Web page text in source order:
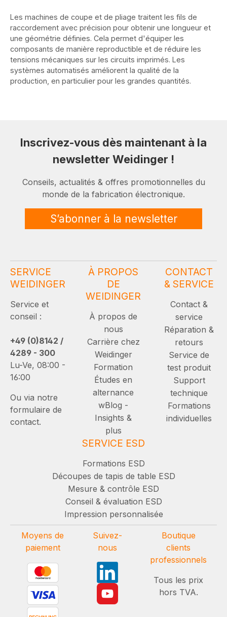
Les machines de coupe et de pliage traitent les fils de
raccordement avec précision pour obtenir une longueur et
une géométrie définies. Cela permet d'équiper les
composants de manière reproductible et de réduire les
tensions mécaniques sur les circuits imprimés. Les
systèmes automatisés améliorent la qualité de la
production, en particulier pour les grandes quantités.
Inscrivez-vous dès maintenant à la
newsletter Weidinger !
Conseils, actualités & offres promotionnelles du
monde de la fabrication électronique.
S’abonner à la newsletter
SERVICE
WEIDINGER
Service et
conseil :
+49 (0)8142 /
4289 - 300
Lu-Ve, 08:00 -
16:00
Ou via notre
formulaire de
contact.
À PROPOS
DE
WEIDINGER
À propos de
nous
Carrière chez
Weidinger
Formation
Études en
alternance
wBlog -
Insights &
plus
CONTACT
& SERVICE
Contact &
service
Réparation &
retours
Service de
test produit
Support
technique
Formations
individuelles
SERVICE ESD
Formations ESD
Découpes de tapis de table ESD
Mesure & contrôle ESD
Conseil & évaluation ESD
Impression personnalisée
Moyens de
paiement
Suivez-
nous
Boutique
clients
professionnels
Tous les prix
hors TVA.